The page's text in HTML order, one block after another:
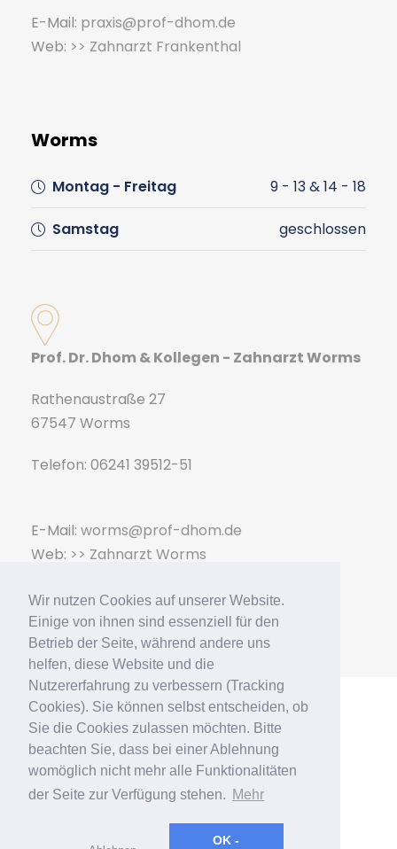
Wir nutzen Cookies auf unserer Website.
Einige von ihnen sind essenziell für den
Betrieb der Seite, während andere uns
helfen, diese Website und die
Nutzererfahrung zu verbessern (Tracking
Cookies). Sie können selbst entscheiden, ob
Sie die Cookies zulassen möchten. Bitte
beachten Sie, dass bei einer Ablehnung
womöglich nicht mehr alle Funktionalitäten
der Seite zur Verfügung stehen. Mehr
OK -
E-Mail: praxis@prof-dhom.de
Web: >> Zahnarzt Frankenthal
Worms
Montag - Freitag 9 - 13 & 14 - 18
Samstag geschlossen
Prof. Dr. Dhom & Kollegen - Zahnarzt Worms
Rathenaustraße 27
67547 Worms
Telefon: 06241 39512-51
E-Mail: worms@prof-dhom.de
Web: >> Zahnarzt Worms